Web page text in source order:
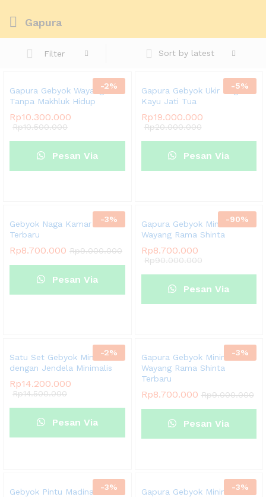
Gapura
Filter Sort by latest
-2%
Gapura Gebyok Wayang Kelir
Tanpa Makhluk Hidup
Rp10.300.000
Rp10.500.000
Pesan Via
-5%
Gapura Gebyok Ukir Naga
Kayu Jati Tua
Rp19.000.000
Rp20.000.000
Pesan Via
-3%
Gebyok Naga Kamar Murah
Terbaru
Rp8.700.000 Rp9.000.000
Pesan Via
-90%
Gapura Gebyok Minimalis
Wayang Rama Shinta
Rp8.700.000
Rp90.000.000
Pesan Via
-2%
Satu Set Gebyok Minimalis
dengan Jendela Minimalis
Rp14.200.000
Rp14.500.000
Pesan Via
-3%
Gapura Gebyok Minimalis
Wayang Rama Shinta
Terbaru
Rp8.700.000 Rp9.000.000
Pesan Via
-3%
Gebyok Pintu Madinah -3%
Gapura Gebyok Minimalis